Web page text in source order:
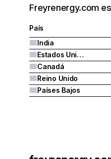
Freyrenergy.com
País
India
Estados Unidos
Canadá
Reino Unido
Países Bajos